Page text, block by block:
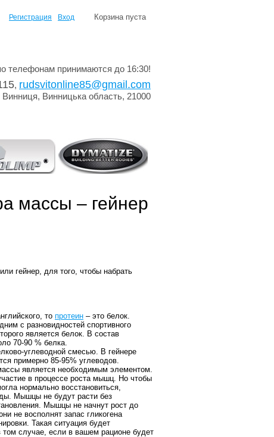
Корзина пуста
Регистрация Вход
телефонам принимаются до 16:30!
, rudsvitonline85@gmail.com
Винницька область, 21000
массы – гейнер
гейнер, для того, чтобы набрать
то протеин – это белок.
с разновидностей спортивного
является белок. В состав
70-90 % белка.
углеводной смесью. В гейнере
примерно 85-95% углеводов.
является необходимым элементом.
в процессе роста мышц. Но чтобы
нормально восстановиться,
Мышцы не будут расти без
Мышцы не начнут рост до
не восполнят запас гликогена
Такая ситуация будет
том случае, если в вашем рационе будет